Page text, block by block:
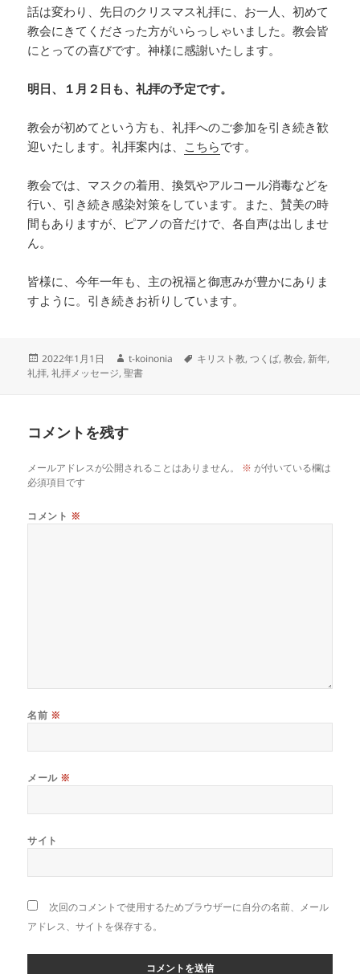
話は変わり、先日のクリスマス礼拝に、お一人、初めて
教会にきてくださった方がいらっしゃいました。教会皆
にとっての喜びです。神様に感謝いたします。
明日、１月２日も、礼拝の予定です。
教会が初めてという方も、礼拝へのご参加を引き続き歓
迎いたします。礼拝案内は、 こちらです。
教会では、マスクの着用、換気やアルコール消毒などを
行い、引き続き感染対策をしています。また、賛美の時
間もありますが、ピアノの音だけで、各自声は出しませ
ん。
皆様に、今年一年も、主の祝福と御恵みが豊かにありま
すように。引き続きお祈りしています。
投
稿
2022年1月1日
作
成
t-koinonia
タ
キリスト教,つくば,教会, 新年,
礼拝,礼拝メッセージ,聖書
コメントを残す
メールアドレスが公開されることはありません。 ※ が付いている欄は
必須項目です
コメント ※
名前 ※
メール ※
サイト
次回のコメントで使用するためブラウザーに自分の名前、メール
アドレス、サイトを保存する。